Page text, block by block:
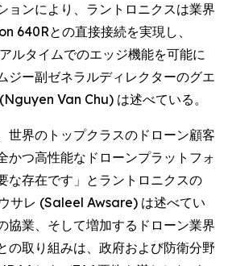
ョンにより、ラントロニクスは業界
640Rとの直接接続を実現し、
ルタイムでのエッジ機能を可能に
ジー副ゼネラルディレクターのグエ
Van Chu) は述べている。
世界のトップクラスのドローン顧客
かつ高性能なドローンプラットフォ
な存在です」とラントロニクスの
サレ (Saleel Awsare) は述べてい
協業、そして増加するドローン業界
の取り組みは、政府および防衛分野